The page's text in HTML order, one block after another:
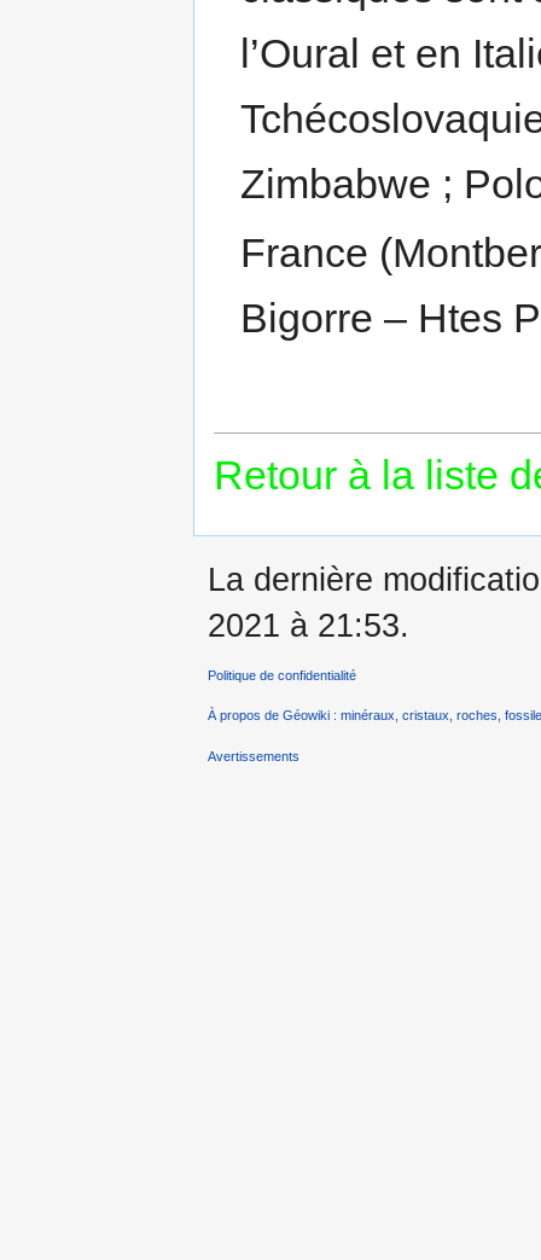
l’Oural et en
Zimbabwe ;
France
Bigorre – Htes
Retour à la liste
La dernière
2021 à 21:53.
Politique de confidentialité
À propos de Géowiki : minéraux, cristaux, roches,
Avertissements